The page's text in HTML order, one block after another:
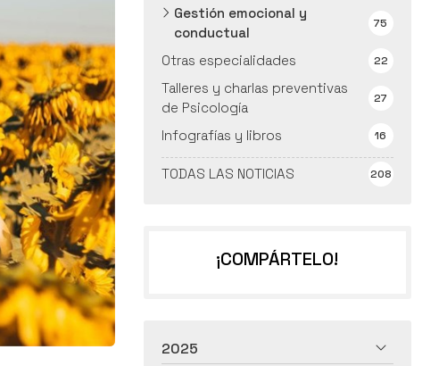
TODAS LAS NOTICIAS 208
Gestión emocional y
conductual
75
Otras especialidades 22
Talleres y charlas preventivas
de Psicología
27
Infografías y libros 16
¡COMPÁRTELO!
2025